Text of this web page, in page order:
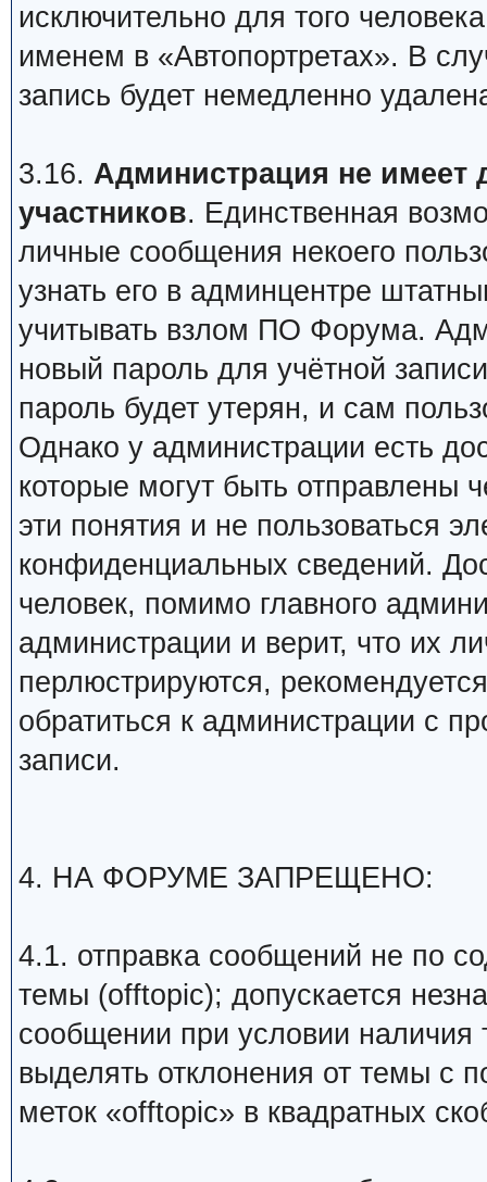
исключительно для того
именем в «Автопортретах». В
запись будет немедленно
3.16. Администрация не имеет
участников. Единственная
личные сообщения некоего
узнать его в админцентре
учитывать взлом ПО Форума.
новый пароль для учётной
пароль будет утерян, и сам
Однако у администрации есть
которые могут быть отправлены
эти понятия и не пользоваться
конфиденциальных сведений.
человек, помимо главного
администрации и верит, что их
перлюстрируются,
обратиться к администрации с
записи.
4. НА ФОРУМЕ ЗАПРЕЩЕНО:
4.1. отправка сообщений не по
темы (offtopic); допускается
сообщении при условии наличия
выделять отклонения от темы с
меток «offtopic» в квадратных